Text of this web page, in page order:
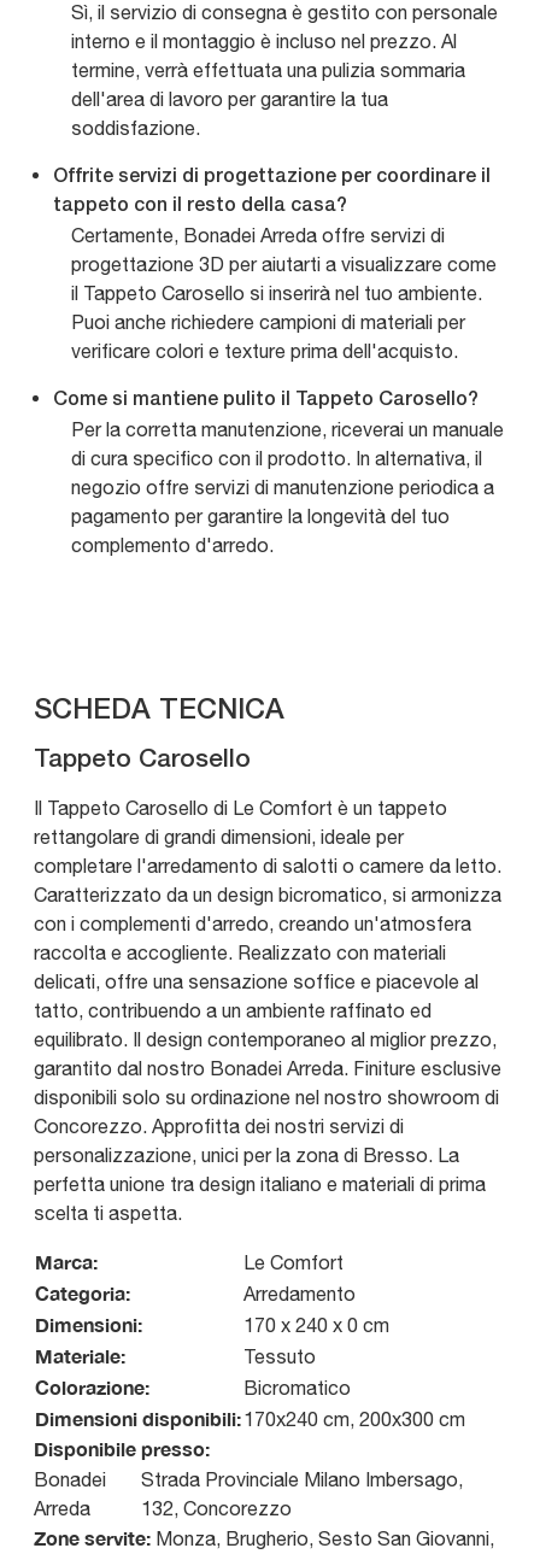
Sì, il servizio di consegna è gestito con personale
interno e il montaggio è incluso nel prezzo. Al
termine, verrà effettuata una pulizia sommaria
dell'area di lavoro per garantire la tua
soddisfazione.
Offrite servizi di progettazione per coordinare il
tappeto con il resto della casa?
Certamente, Bonadei Arreda offre servizi di
progettazione 3D per aiutarti a visualizzare come
il Tappeto Carosello si inserirà nel tuo ambiente.
Puoi anche richiedere campioni di materiali per
verificare colori e texture prima dell'acquisto.
Come si mantiene pulito il Tappeto Carosello?
Per la corretta manutenzione, riceverai un manuale
di cura specifico con il prodotto. In alternativa, il
negozio offre servizi di manutenzione periodica a
pagamento per garantire la longevità del tuo
complemento d'arredo.
SCHEDA TECNICA
Tappeto Carosello
Il Tappeto Carosello di Le Comfort è un tappeto
rettangolare di grandi dimensioni, ideale per
completare l'arredamento di salotti o camere da letto.
Caratterizzato da un design bicromatico, si armonizza
con i complementi d'arredo, creando un'atmosfera
raccolta e accogliente. Realizzato con materiali
delicati, offre una sensazione soffice e piacevole al
tatto, contribuendo a un ambiente raffinato ed
equilibrato. Il design contemporaneo al miglior prezzo,
garantito dal nostro Bonadei Arreda. Finiture esclusive
disponibili solo su ordinazione nel nostro showroom di
Concorezzo. Approfitta dei nostri servizi di
personalizzazione, unici per la zona di Bresso. La
perfetta unione tra design italiano e materiali di prima
scelta ti aspetta.
Marca: Le Comfort
Categoria: Arredamento
Dimensioni: 170 x 240 x 0 cm
Materiale: Tessuto
Colorazione: Bicromatico
Dimensioni disponibili:170x240 cm, 200x300 cm
Disponibile presso:
Bonadei
Arreda
Strada Provinciale Milano Imbersago,
132, Concorezzo
Zone servite: Monza, Brugherio, Sesto San Giovanni,